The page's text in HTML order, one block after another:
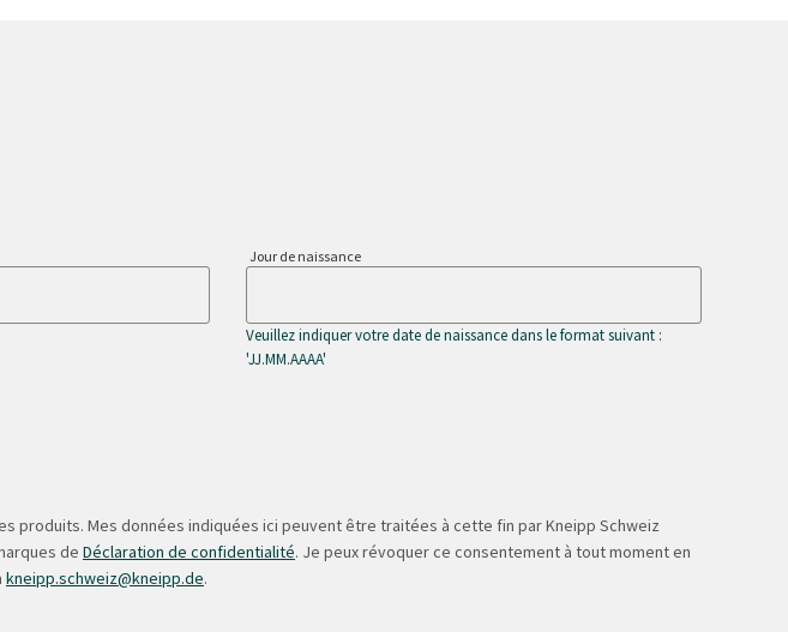
Jour de naissance
Veuillez indiquer votre date de naissance dans le format suivant :
'JJ.MM.AAAA'
Mes données indiquées ici peuvent être traitées à cette fin par Kneipp Schweiz
de Déclaration de confidentialité. Je peux révoquer ce consentement à tout moment en
kneipp.schweiz@kneipp.de.